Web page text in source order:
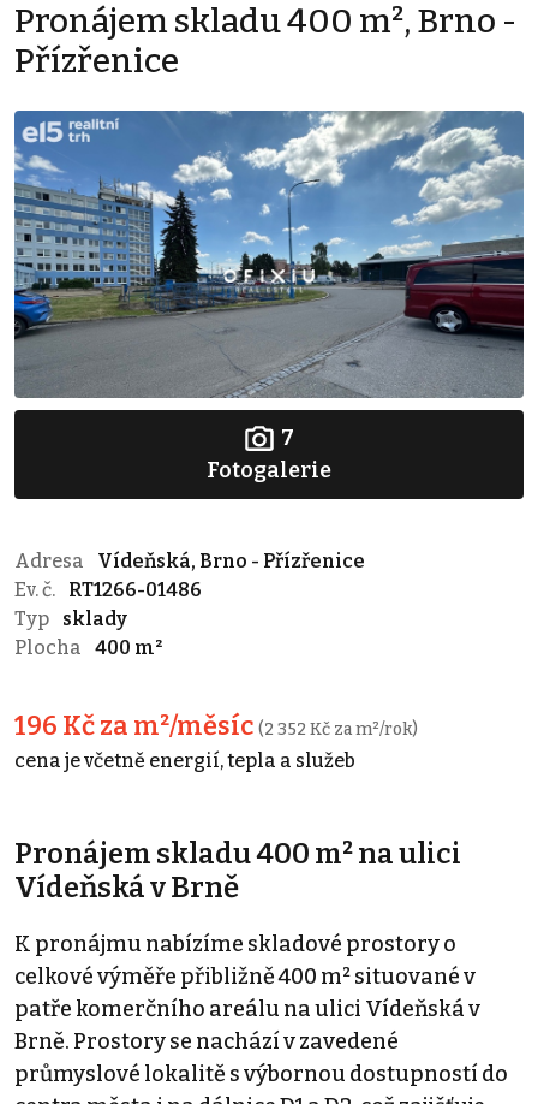
Pronájem skladu 400 m², Brno -
Přízřenice
7
Fotogalerie
Adresa
Vídeňská, Brno - Přízřenice
Ev. č.
RT1266-01486
Typ
sklady
Plocha
400 m²
196 Kč za m²/měsíc (2 352 Kč za m²/rok)
cena je včetně energií, tepla a služeb
Pronájem skladu 400 m² na ulici
Vídeňská v Brně
K pronájmu nabízíme skladové prostory o
celkové výměře přibližně 400 m² situované v
patře komerčního areálu na ulici Vídeňská v
Brně. Prostory se nachází v zavedené
průmyslové lokalitě s výbornou dostupností do